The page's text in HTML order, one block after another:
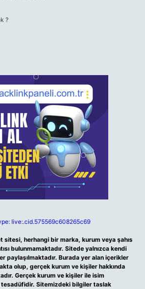
?
live:.cid.575569c608265c69
sitesi, herhangi bir marka, kurum veya şahıs
bulunmamaktadır. Sitede yalnızca kendi
paylaşılmaktadır. Burada yer alan içerikler
olup, gerçek kurum ve kişiler hakkında
Gerçek kurum ve kişiler ile isim
Sitemizdeki bilgiler taslak